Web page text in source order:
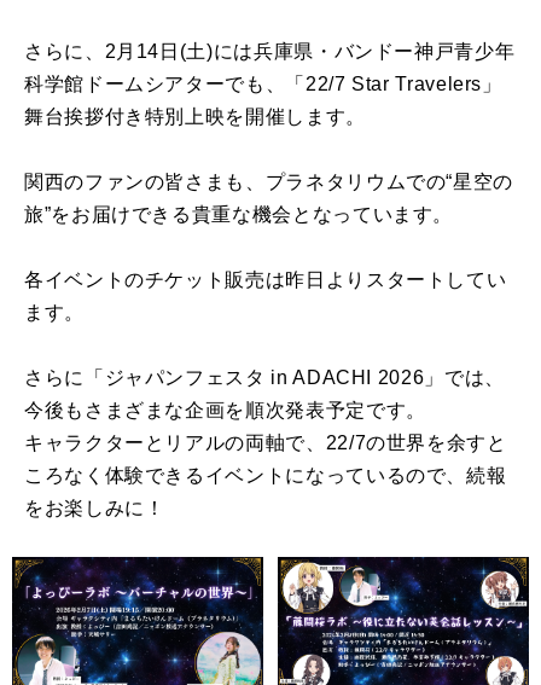
さらに、2月14日(土)には兵庫県・バンドー神戸青少年
科学館ドームシアターでも、「22/7 Star Travelers」
舞台挨拶付き特別上映を開催します。
関西のファンの皆さまも、プラネタリウムでの“星空の
旅”をお届けできる貴重な機会となっています。
各イベントのチケット販売は昨日よりスタートしてい
ます。
さらに「ジャパンフェスタ in ADACHI 2026」では、
今後もさまざまな企画を順次発表予定です。
キャラクターとリアルの両軸で、22/7の世界を余すと
ころなく体験できるイベントになっているので、続報
をお楽しみに！